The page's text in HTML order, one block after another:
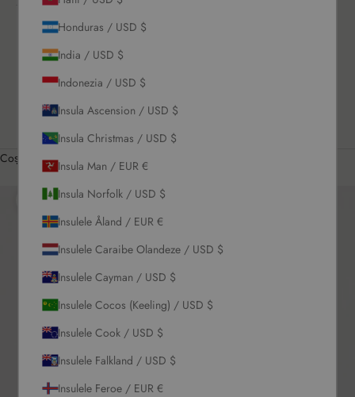
TE
US / USD $
Română
Limbă
English
Română
Coș
Honduras / USD $
India / USD $
Indonezia / USD $
Insula Ascension / USD $
Insula Christmas / USD $
Insula Man / EUR €
Insula Norfolk / USD $
Insulele Åland / EUR €
Insulele Caraibe Olandeze / USD $
Insulele Cayman / USD $
Insulele Cocos (Keeling) / USD $
Insulele Cook / USD $
Insulele Falkland / USD $
Insulele Feroe / EUR €